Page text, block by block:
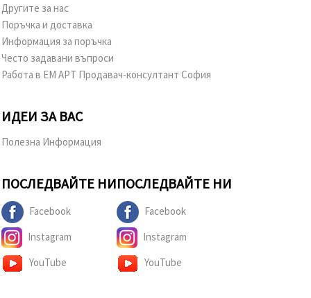
Другите за нас
Поръчка и доставка
Информация за поръчка
Често задавани въпроси
Работа в ЕМ АРТ Продавач-консултант София
ИДЕИ ЗА ВАС
Полезна Информация
ПОСЛЕДВАЙТЕ НИ
Facebook
Instagram
YouTube
ПОСЛЕДВАЙТЕ НИ
Facebook
Instagram
YouTube